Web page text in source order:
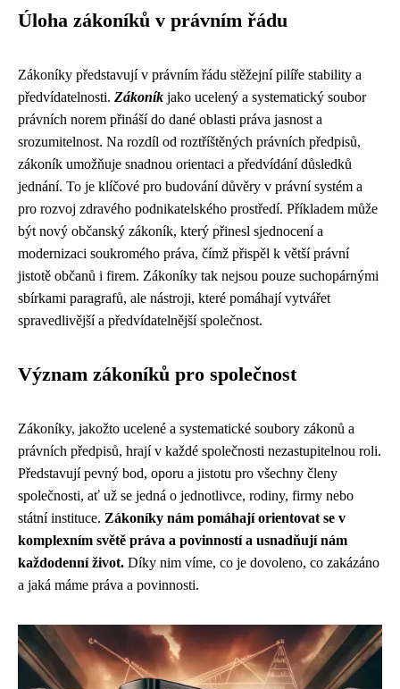
Úloha zákoníků v právním řádu
Zákoníky představují v právním řádu stěžejní pilíře stability a
předvídatelnosti. Zákoník jako ucelený a systematický soubor
právních norem přináší do dané oblasti práva jasnost a
srozumitelnost. Na rozdíl od roztříštěných právních předpisů,
zákoník umožňuje snadnou orientaci a předvídání důsledků
jednání. To je klíčové pro budování důvěry v právní systém a
pro rozvoj zdravého podnikatelského prostředí. Příkladem může
být nový občanský zákoník, který přinesl sjednocení a
modernizaci soukromého práva, čímž přispěl k větší právní
jistotě občanů i firem. Zákoníky tak nejsou pouze suchopárnými
sbírkami paragrafů, ale nástroji, které pomáhají vytvářet
spravedlivější a předvídatelnější společnost.
Význam zákoníků pro společnost
Zákoníky, jakožto ucelené a systematické soubory zákonů a
právních předpisů, hrají v každé společnosti nezastupitelnou roli.
Představují pevný bod, oporu a jistotu pro všechny členy
společnosti, ať už se jedná o jednotlivce, rodiny, firmy nebo
státní instituce. Zákoníky nám pomáhají orientovat se v
komplexním světě práva a povinností a usnadňují nám
každodenní život. Díky nim víme, co je dovoleno, co zakázáno
a jaká máme práva a povinnosti.